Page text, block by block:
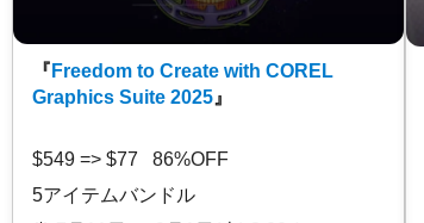
『 Freedom to Create with COREL
Graphics Suite 2025 』
$549 => $77 86%OFF
5アイテムバンドル